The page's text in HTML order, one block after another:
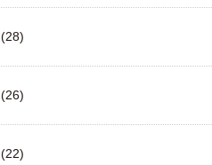
(28)
(26)
(22)